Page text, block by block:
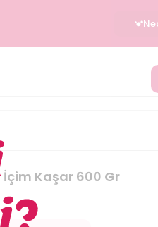
İçim Kaşar 600 Gr